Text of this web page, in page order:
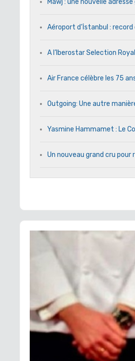
Aéroport d’İstanbul :
A l’Iberostar Selection
Air France célèbre les 75
Outgoing: Une autre
Yasmine Hammamet : Le
Un nouveau grand cru pour